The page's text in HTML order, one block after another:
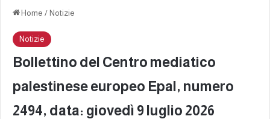
Home / Notizie
Notizie
Bollettino del Centro mediatico
palestinese europeo Epal, numero
2494, data: giovedì 9 luglio 2026